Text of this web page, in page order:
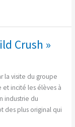
Crush »
la visite du groupe
et incité les élèves à
industrie du
des plus original qui